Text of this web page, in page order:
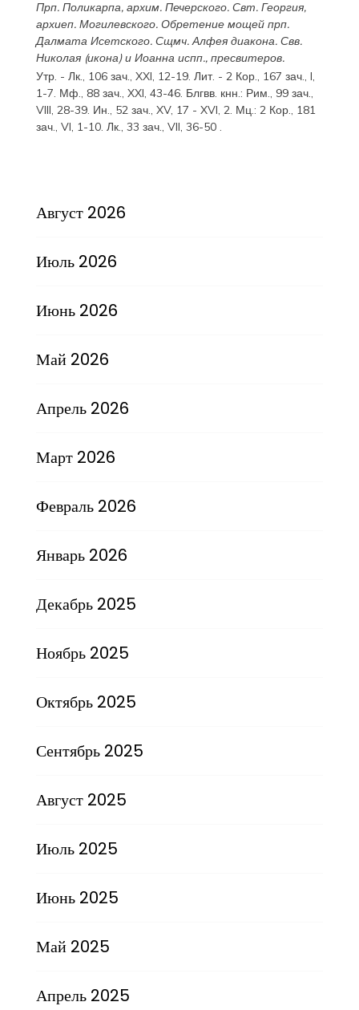
Прп. Поликарпа, архим. Печерского. Свт. Георгия,
архиеп. Могилевского. Обретение мощей прп.
ДалматаИсетского. Сщмч.Алфеядиакона. Свв.
Николая(икона) и Иоаннаиспп., пресвитеров.
Утр. - Лк., 106 зач., XXI, 12-19. Лит. - 2 Кор., 167 зач., I,
1-7. Мф., 88 зач., XXI, 43-46. Блгвв. кнн.: Рим., 99 зач.,
VIII, 28-39. Ин., 52 зач., XV, 17 - XVI, 2. Мц.: 2 Кор., 181
зач., VI, 1-10. Лк., 33 зач., VII, 36-50 .
Август 2026
Июль 2026
Июнь 2026
Май 2026
Апрель 2026
Март 2026
Февраль 2026
Январь 2026
Декабрь 2025
Ноябрь 2025
Октябрь 2025
Сентябрь 2025
Август 2025
Июль 2025
Июнь 2025
Май 2025
Апрель 2025